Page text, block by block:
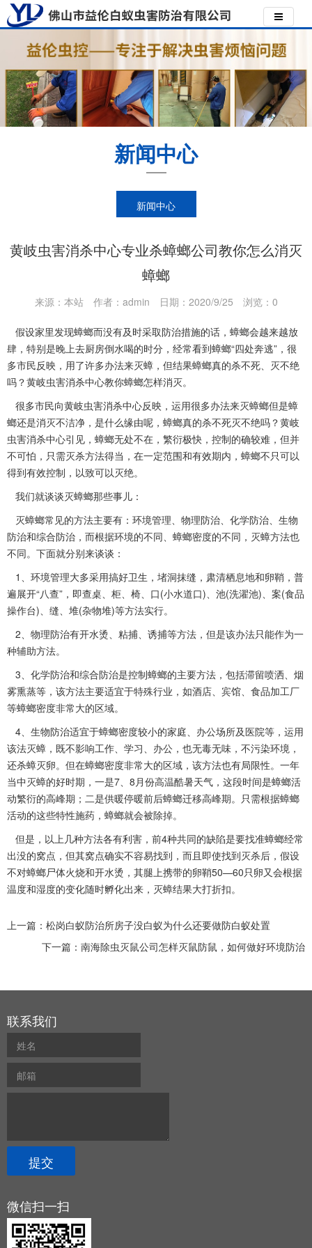
新闻中心
新闻中心
黄岐虫害消杀中心专业杀蟑螂公司教你怎么消灭
蟑螂
来源：本站 作者：admin 日期：2020/9/25 浏览： 0
假设家里发现蟑螂而没有及时采取防治措施的话，蟑螂会越来越放
肆，特别是晚上去厨房倒水喝的时分，经常看到蟑螂“四处奔逃”，很
多市民反映，用了许多办法来灭蟑，但结果蟑螂真的杀不死、灭不绝
吗？黄岐虫害消杀中心教你蟑螂怎样消灭。
很多市民向黄岐虫害消杀中心反映，运用很多办法来灭蟑螂但是蟑
螂还是消灭不洁净，是什么缘由呢，蟑螂真的杀不死灭不绝吗？黄岐
虫害消杀中心引见，蟑螂无处不在，繁衍极快，控制的确较难，但并
不可怕，只需灭杀方法得当，在一定范围和有效期内，蟑螂不只可以
得到有效控制，以致可以灭绝。
我们就谈谈灭蟑螂那些事儿：
灭蟑螂常见的方法主要有：环境管理、物理防治、化学防治、生物
防治和综合防治，而根据环境的不同、蟑螂密度的不同，灭蟑方法也
不同。下面就分别来谈谈：
1、环境管理大多采用搞好卫生，堵洞抹缝，肃清栖息地和卵鞘，普
遍展开“八查”，即查桌、柜、椅、口(小水道口)、池(洗濯池)、案(食品
操作台)、缝、堆(杂物堆)等方法实行。
2、 物理防治有开水烫、粘捕、诱捕等方法，但是该办法只能作为一
种辅助方法。
3、化学防治和综合防治是控制蟑螂的主要方法，包括滞留喷洒、烟
雾熏蒸等，该方法主要适宜于特殊行业，如酒店、宾馆、食品加工厂
等蟑螂密度非常大的区域。
4、生物防治适宜于蟑螂密度较小的家庭、办公场所及医院等，运用
该法灭蟑，既不影响工作、学习、办公，也无毒无味，不污染环境 ，
还杀蟑灭卵。但在蟑螂密度非常大的区域，该方法也有局限性。一年
当中灭蟑的好时期，一是7、8月份高温酷暑天气，这段时间是蟑螂活
动繁衍的高峰期；二是供暖停暖前后蟑螂迁移高峰期。只需根据蟑螂
活动的这些特性施药，蟑螂就会被除掉。
但是，以上几种方法各有利害，前4种共同的缺陷是要找准蟑螂经常
出没的窝点，但其窝点确实不容易找到，而且即使找到灭杀后，假设
不对蟑螂尸体火烧和开水烫，其腿上携带的卵鞘50—60只卵又会根据
温度和湿度的变化随时孵化出来，灭蟑结果大打折扣。
上一篇： 松岗白蚁防治所房子没白蚁为什么还要做防白蚁处置
下一篇： 南海除虫灭鼠公司怎样灭鼠防鼠，如何做好环境防治
联系我们
微信扫一扫